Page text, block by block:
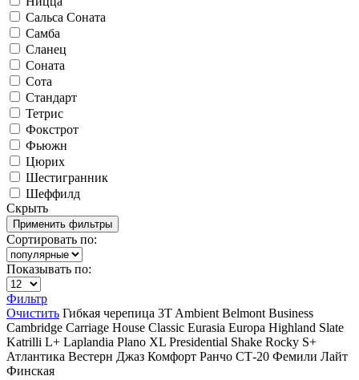
Сальса Соната
Самба
Сланец
Соната
Сота
Стандарт
Тетрис
Фокстрот
Фьюжн
Цюрих
Шестигранник
Шеффилд
Скрыть
Сортировать по:
Показывать по:
Фильтр
Очистить Гибкая черепица 3T Ambient Belmont Business
Cambridge Carriage House Classic Eurasia Europa Highland Slate
Katrilli L+ Laplandia Plano XL Presidential Shake Rocky S+
Атлантика Вестерн Джаз Комфорт Ранчо СТ-20 Фемили Лайт
Финская